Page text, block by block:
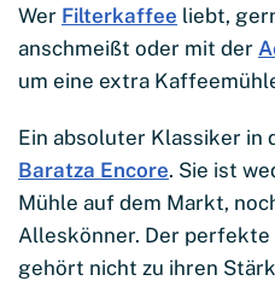
Wer Filterkaffee liebt,
anschmeißt oder mit der
um eine extra
Ein absoluter Klassiker in
Baratza Encore. Sie ist
Mühle auf dem Markt,
Alleskönner. Der perfekte
gehört nicht zu ihren